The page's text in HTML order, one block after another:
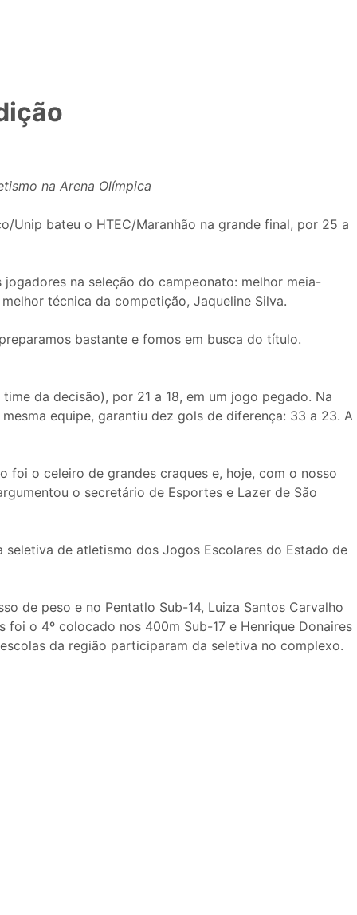
na Arena Olímpica
Unip bateu o HTEC/Maranhão na grande final, por 25 a
na seleção do campeonato: melhor meia-
técnica da competição, Jaqueline Silva.
bastante e fomos em busca do título.
da decisão), por 21 a 18, em um jogo pegado. Na
equipe, garantiu dez gols de diferença: 33 a 23. A
foi o celeiro de grandes craques e, hoje, com o nosso
o secretário de Esportes e Lazer de São
de atletismo dos Jogos Escolares do Estado de
de peso e no Pentatlo Sub-14, Luiza Santos Carvalho
foi o 4º colocado nos 400m Sub-17 e Henrique Donaires
da região participaram da seletiva no complexo.